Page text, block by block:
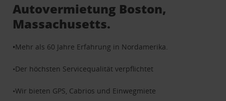
Autovermietung Boston,
Massachusetts.
•Mehr als 60 Jahre Erfahrung in Nordamerika.
•Der höchsten Servicequalität verpflichtet
•Wir bieten GPS, Cabrios und Einwegmiete